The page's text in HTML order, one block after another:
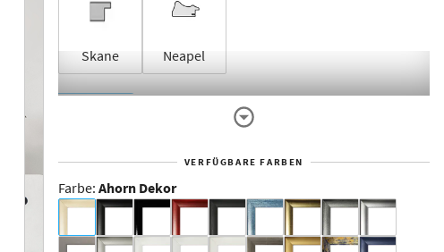
Skane Neapel
Dakota -
Rahmenloser
VERFÜGBARE FARBEN
Farbe: Ahorn Dekor